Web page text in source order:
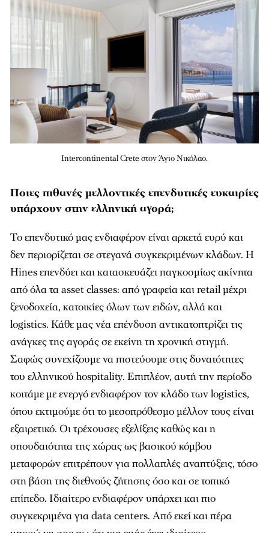
Intercontinental Crete στον Άγιο Νικόλαο.
Ποιες πιθανές μελλοντικές επενδυτικές ευκαιρίες
υπάρχουν στην ελληνική αγορά;
Το επενδυτικό µας ενδιαφέρον είναι αρκετά ευρύ και
δεν περιορίζεται σε στεγανά συγκεκριµένων κλάδων. Η
Hines επενδύει και κατασκευάζει παγκοσµίως ακίνητα
από όλα τα asset classes: από γραφεία και retail µέχρι
ξενοδοχεία, κατοικίες όλων των ειδών, αλλά και
logistics. Κάθε µας νέα επένδυση αντικατοπτρίζει τις
ανάγκες της αγοράς σε εκείνη τη χρονική στιγµή.
Σαφώς συνεχίζουµε να πιστεύουµε στις δυνατότητες
του ελληνικού hospitality. Επιπλέον, αυτή την περίοδο
κοιτάµε µε ενεργό ενδιαφέρον τον κλάδο των logistics,
όπου εκτιµούµε ότι το µεσοπρόθεσµο µέλλον τους είναι
εξαιρετικό. Οι τρέχουσες εξελίξεις καθώς και η
σπουδαιότητα της χώρας ως βασικού κόµβου
µεταφορών επιτρέπουν για πολλαπλές αναπτύξεις, τόσο
στη βάση της διεθνούς ζήτησης όσο και σε τοπικό
επίπεδο. Ιδιαίτερο ενδιαφέρον υπάρχει και πιο
συγκεκριµένα για data centers. Από εκεί και πέρα